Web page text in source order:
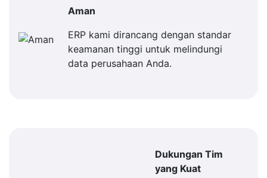
Aman
ERP kami dirancang dengan standar
keamanan tinggi untuk melindungi
data perusahaan Anda.
Dukungan Tim
yang Kuat